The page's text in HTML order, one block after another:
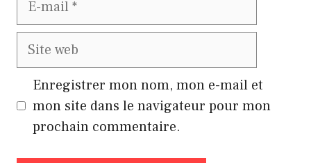
Site
Enregistrer mon nom, mon e-mail et
mon site dans le navigateur pour mon
prochain commentaire.